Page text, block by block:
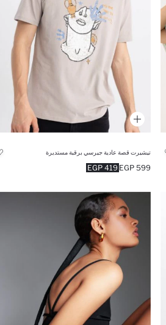
تيشيرت قصة عادية جيرسي برقبة مستديرة
419 EGP 599 EGP